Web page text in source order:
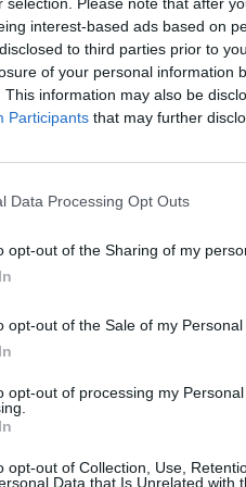
interest-based ads based on
to third parties prior to
of your personal information
This information may also be
Participants that may further
Data Processing Opt Outs
opt-out of the Sharing of my
opt-out of the Sale of my Personal
opt-out of processing my
opt-out of Collection, Use,
Data that Is Unrelated with
πως θα γράψουμε
γλώσσα είναι το πλέον
απαιτητικές συνθήκες
επιπλέον ξένων γλωσσών
το γνωστικό επίπεδο του
είναι πως τα πτυχία
αλλά για να μπορεί το
και να επωφελείται από
και τα πολλά λόγια
δημιουργικούς για να
τις εξεταστικές
μου είναι πάντοτε
λύσεις στα
και ούτω